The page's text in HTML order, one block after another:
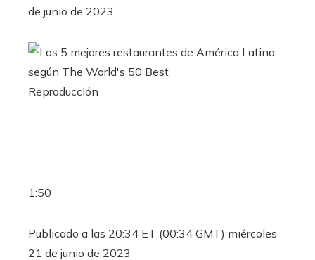
de junio de 2023
Reproducción
1:50
Publicado a las 20:34 ET (00:34 GMT) miércoles
21 de junio de 2023